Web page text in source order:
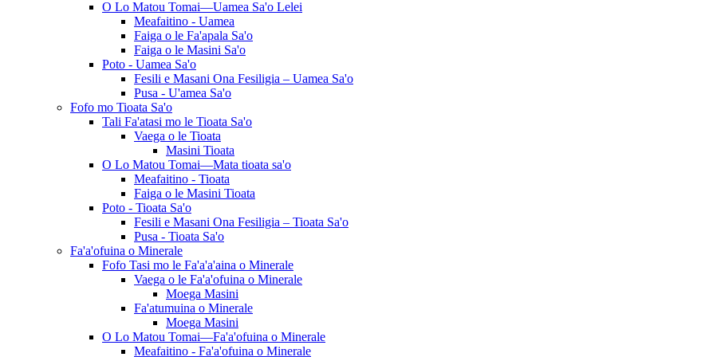
O Lo Matou Tomai—Uamea Sa'o Lelei
Meafaitino - Uamea
Faiga o le Fa'apala Sa'o
Faiga o le Masini Sa'o
Poto - Uamea Sa'o
Fesili e Masani Ona Fesiligia – Uamea Sa'o
Pusa - U'amea Sa'o
Fofo mo Tioata Sa'o
Tali Fa'atasi mo le Tioata Sa'o
Vaega o le Tioata
Masini Tioata
O Lo Matou Tomai—Mata tioata sa'o
Meafaitino - Tioata
Faiga o le Masini Tioata
Poto - Tioata Sa'o
Fesili e Masani Ona Fesiligia – Tioata Sa'o
Pusa - Tioata Sa'o
Fa'a'ofuina o Minerale
Fofo Tasi mo le Fa'a'a'aina o Minerale
Vaega o le Fa'a'ofuina o Minerale
Moega Masini
Fa'atumuina o Minerale
Moega Masini
O Lo Matou Tomai—Fa'a'ofuina o Minerale
Meafaitino - Fa'a'ofuina o Minerale